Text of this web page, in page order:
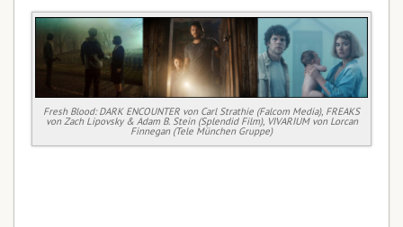
Fresh Blood: DARK ENCOUNTER von Carl Strathie (Falcom Media), FREAKS
von Zach Lipovsky & Adam B. Stein (Splendid Film), VIVARIUM von Lorcan
Finnegan (Tele München Gruppe)